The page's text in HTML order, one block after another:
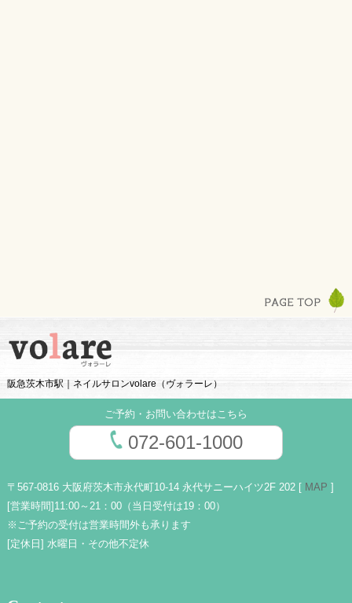
阪急茨木市駅｜ネイルサロンvolare（ヴォラーレ）
ご予約・お問い合わせはこちら
072-601-1000
〒567-0816 大阪府茨木市永代町10-14 永代サニーハイツ2F 202 [ MAP ]
[営業時間] 11:00～21：00（当日受付は19：00）
※ご予約の受付は営業時間外も承ります
[定休日] 水曜日・その他不定休